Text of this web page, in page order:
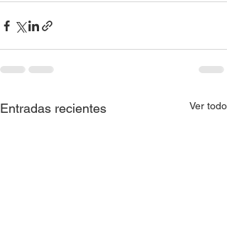
Entradas recientes Ver todo